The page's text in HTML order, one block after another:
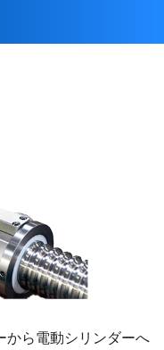
から電動シリンダーへ